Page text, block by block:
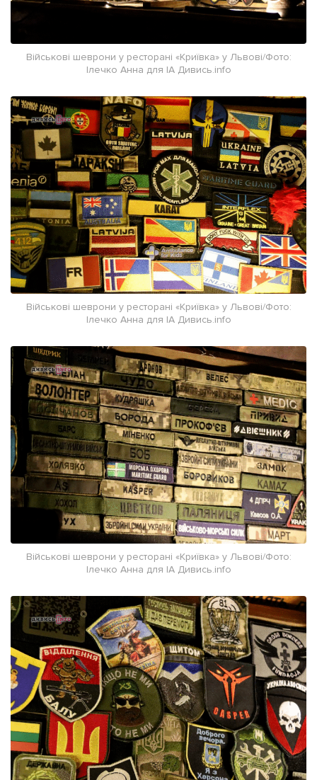
Військові шеврони у ресторані «Криївка» у Львові/Фото:
Ілечко Анна для ІА Дивись.info
Військові шеврони у ресторані «Криївка» у Львові/Фото:
Ілечко Анна для ІА Дивись.info
Військові шеврони у ресторані «Криївка» у Львові/Фото:
Ілечко Анна для ІА Дивись.info